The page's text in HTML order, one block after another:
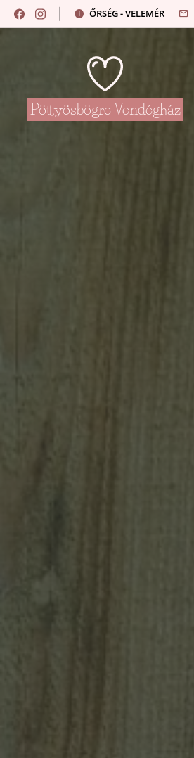
ŐRSÉG - VELEMÉR
Pöttyösbögre Vendégház